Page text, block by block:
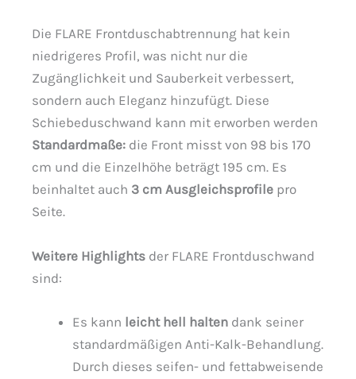
Die FLARE Frontduschabtrennung hat kein
niedrigeres Profil, was nicht nur die
Zugänglichkeit und Sauberkeit verbessert,
sondern auch Eleganz hinzufügt. Diese
Schiebeduschwand kann mit erworben werden
Standardmaße: die Front misst von 98 bis 170
cm und die Einzelhöhe beträgt 195 cm. Es
beinhaltet auch 3 cm Ausgleichsprofile pro
Seite.
Weitere Highlights der FLARE Frontduschwand
sind:
Es kann leicht hell halten dank seiner
standardmäßigen Anti-Kalk-Behandlung.
Durch dieses seifen- und fettabweisende